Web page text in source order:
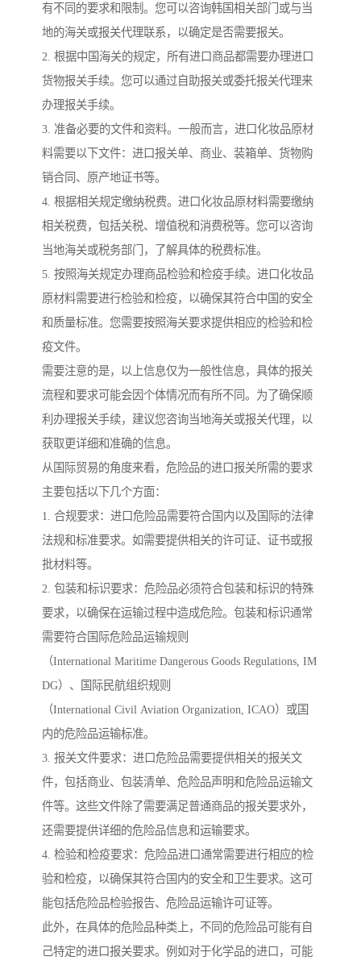
有不同的要求和限制。您可以咨询韩国相关部门或与当
地的海关或报关代理联系，以确定是否需要报关。
2. 根据中国海关的规定，所有进口商品都需要办理进口
货物报关手续。您可以通过自助报关或委托报关代理来
办理报关手续。
3. 准备必要的文件和资料。一般而言，进口化妆品原材
料需要以下文件：进口报关单、商业、装箱单、货物购
销合同、原产地证书等。
4. 根据相关规定缴纳税费。进口化妆品原材料需要缴纳
相关税费，包括关税、增值税和消费税等。您可以咨询
当地海关或税务部门，了解具体的税费标准。
5. 按照海关规定办理商品检验和检疫手续。进口化妆品
原材料需要进行检验和检疫，以确保其符合中国的安全
和质量标准。您需要按照海关要求提供相应的检验和检
疫文件。
需要注意的是，以上信息仅为一般性信息，具体的报关
流程和要求可能会因个体情况而有所不同。为了确保顺
利办理报关手续，建议您咨询当地海关或报关代理，以
获取更详细和准确的信息。
从国际贸易的角度来看，危险品的进口报关所需的要求
主要包括以下几个方面：
1. 合规要求：进口危险品需要符合国内以及国际的法律
法规和标准要求。如需要提供相关的许可证、证书或报
批材料等。
2. 包装和标识要求：危险品必须符合包装和标识的特殊
要求，以确保在运输过程中造成危险。包装和标识通常
需要符合国际危险品运输规则
（International Maritime Dangerous Goods Regulations, IM
DG）、国际民航组织规则
（International Civil Aviation Organization, ICAO）或国
内的危险品运输标准。
3. 报关文件要求：进口危险品需要提供相关的报关文
件，包括商业、包装清单、危险品声明和危险品运输文
件等。这些文件除了需要满足普通商品的报关要求外，
还需要提供详细的危险品信息和运输要求。
4. 检验和检疫要求：危险品进口通常需要进行相应的检
验和检疫，以确保其符合国内的安全和卫生要求。这可
能包括危险品检验报告、危险品运输许可证等。
此外，在具体的危险品种类上，不同的危险品可能有自
己特定的进口报关要求。例如对于化学品的进口，可能